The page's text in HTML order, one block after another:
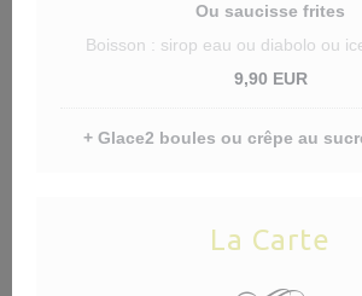
Ou saucisse frites
Boisson : sirop eau ou diabolo ou
9,90 EUR
+ Glace2 boules ou crêpe au
La Carte